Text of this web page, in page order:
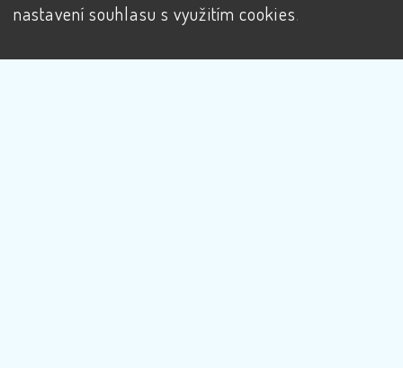
nastavení souhlasu s využitím cookies.